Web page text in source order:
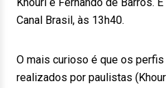
Canal Brasil, às 13h40.
O mais curioso é que os
realizados por paulistas